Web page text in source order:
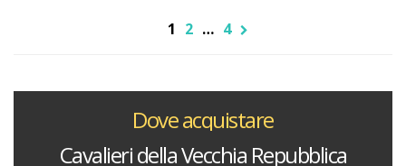
1 2 … 4
Dove acquistare
Cavalieri della Vecchia Repubblica